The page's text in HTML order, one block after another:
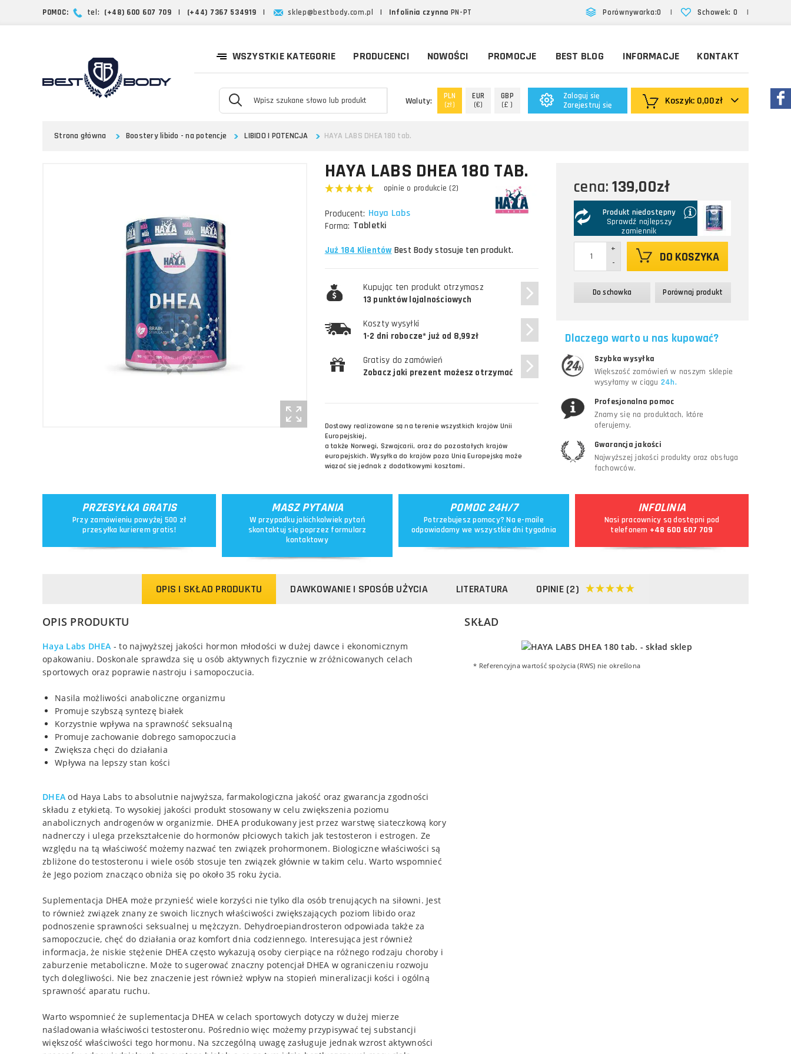
Schowek: 0 |
Porównywarka:0 |
POMOC: tel: (+48) 600 607 709 | (+44) 7367 534919 | sklep@bestbody.com.pl | Infolinia czynna PN-PT
WSZYSTKIE KATEGORIE PRODUCENCI NOWOŚCI PROMOCJE BEST BLOG INFORMACJE KONTAKT
Koszyk: 0,00zł
Zaloguj się
Zarejestruj się
Waluty:
PLN
(zł)
EUR
(€)
GBP
(£ )
Strona główna Boostery libido - na potencje LIBIDO I POTENCJA HAYA LABS DHEA 180 tab.
HAYA LABS DHEA 180 TAB.
opinie o produkcie (2)
Producent: Haya Labs
Forma: Tabletki
Już 184 Klientów Best Body stosuje ten produkt.
Kupując ten produkt otrzymasz
13 punktów lojalnościowych
Koszty wysyłki
1-2 dni robocze* już od 8,99zł
Gratisy do zamówień
Zobacz jaki prezent możesz otrzymać
Dostawy realizowane są na terenie wszystkich krajów Unii
Europejskiej,
a także Norwegi, Szwajcarii, oraz do pozostałych krajów
europejskich. Wysyłka do krajów poza Unią Europejską może
wiązać się jednak z dodatkowymi kosztami.
cena: 139,00zł
Produkt niedostępny
Sprawdź najlepszy
zamiennik
-
+
DO KOSZYKA
Do schowka Porównaj produkt
Dlaczego warto u nas kupować?
Szybka wysyłka
Większość zamówień w naszym sklepie
wysyłamy w ciągu 24h.
Profesjonalna pomoc
Znamy się na produktach, które
oferujemy.
Gwarancja jakości
Najwyższej jakości produkty oraz obsługa
fachowców.
PRZESYŁKA GRATIS
Przy zamówieniu powyżej 500 zł
przesyłka kurierem gratis!
MASZ PYTANIA
W przypadku jakichkolwiek pytań
skontaktuj się poprzez formularz
kontaktowy
POMOC 24H/7
Potrzebujesz pomocy? Na e-maile
odpowiadamy we wszystkie dni tygodnia
INFOLINIA
Nasi pracownicy są dostępni pod
telefonem +48 600 607 709
OPIS I SKŁAD PRODUKTU DAWKOWANIE I SPOSÓB UŻYCIA LITERATURA OPINIE (2)
OPIS PRODUKTU
Haya Labs DHEA - to najwyższej jakości hormon młodości w dużej dawce i ekonomicznym
opakowaniu. Doskonale sprawdza się u osób aktywnych fizycznie w zróżnicowanych celach
sportowych oraz poprawie nastroju i samopoczucia.
Nasila możliwości anaboliczne organizmu
Promuje szybszą syntezę białek
Korzystnie wpływa na sprawność seksualną
Promuje zachowanie dobrego samopoczucia
Zwiększa chęci do działania
Wpływa na lepszy stan kości
DHEA od Haya Labs to absolutnie najwyższa, farmakologiczna jakość oraz gwarancja zgodności
składu z etykietą. To wysokiej jakości produkt stosowany w celu zwiększenia poziomu
anabolicznych androgenów w organizmie. DHEA produkowany jest przez warstwę siateczkową kory
nadnerczy i ulega przekształcenie do hormonów płciowych takich jak testosteron i estrogen. Ze
względu na tą właściwość możemy nazwać ten związek prohormonem. Biologiczne właściwości są
zbliżone do testosteronu i wiele osób stosuje ten związek głównie w takim celu. Warto wspomnieć
że Jego poziom znacząco obniża się po około 35 roku życia.
Suplementacja DHEA może przynieść wiele korzyści nie tylko dla osób trenujących na siłowni. Jest
to również związek znany ze swoich licznych właściwości zwiększających poziom libido oraz
podnoszenie sprawności seksualnej u mężczyzn. Dehydroepiandrosteron odpowiada także za
samopoczucie, chęć do działania oraz komfort dnia codziennego. Interesująca jest również
informacja, że niskie stężenie DHEA często wykazują osoby cierpiące na różnego rodzaju choroby i
zaburzenie metaboliczne. Może to sugerować znaczny potencjał DHEA w ograniczeniu rozwoju
tych dolegliwości. Nie bez znaczenie jest również wpływ na stopień mineralizacji kości i ogólną
sprawność aparatu ruchu.
Warto wspomnieć że suplementacja DHEA w celach sportowych dotyczy w dużej mierze
naśladowania właściwości testosteronu. Pośrednio więc możemy przypisywać tej substancji
większość właściwości tego hormonu. Na szczególną uwagę zasługuje jednak wzrost aktywności
SKŁAD
* Referencyjna wartość spożycia (RWS) nie określona